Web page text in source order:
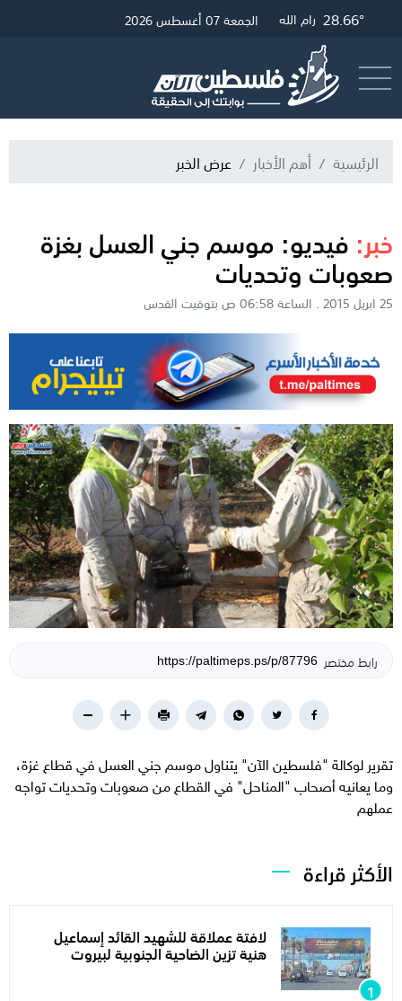
31.23° غزة 28.9° القدس28.66° رام الله الجمعة 07 أغسطس 2026
الرئيسية أهم الأخبار عرض الخبر
خبر: فيديو: موسم جني العسل بغزة
صعوبات وتحديات
25 ابريل 2015 . الساعة 06:58 ص بتوقيت القدس
رابط مختصر
تقرير لوكالة "فلسطين الآن" يتناول موسم جني العسل في قطاع غزة،
وما يعانيه أصحاب "المناحل" في القطاع من صعوبات وتحديات تواجه
عملهم
الأكثر قراءة
لافتة عملاقة للشهيد القائد إسماعيل
هنية تزين الضاحية الجنوبية لبيروت